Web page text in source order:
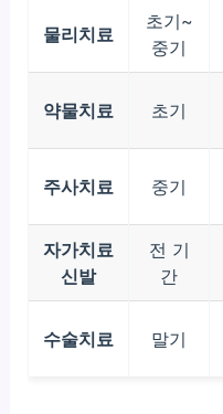
물리치료
초기~
중기
약물치료 초기
주사치료 중기
자가치료
신발
전 기
간
수술치료 말기